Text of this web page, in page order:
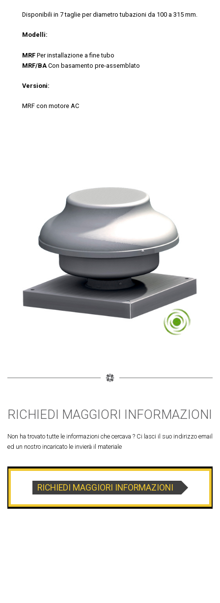
Disponibili in 7 taglie per diametro tubazioni da 100 a 315 mm.
Modelli:
MRF Per installazione a fine tubo
MRF/BA Con basamento pre-assemblato
Versioni:
MRF con motore AC
RICHIEDI MAGGIORI INFORMAZIONI
Non ha trovato tutte le informazioni che cercava ? Ci lasci il suo indirizzo email
ed un nostro incaricato le invierà il materiale
RICHIEDI MAGGIORI INFORMAZIONI